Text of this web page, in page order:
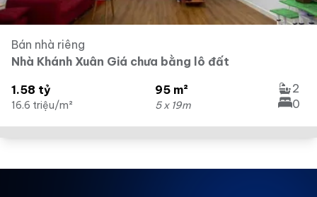
Bán nhà riêng
Nhà Khánh Xuân Giá chưa bằng lô đất
1.58 tỷ
16.6 triệu/m²
95 m²
5 x 19m
2
0